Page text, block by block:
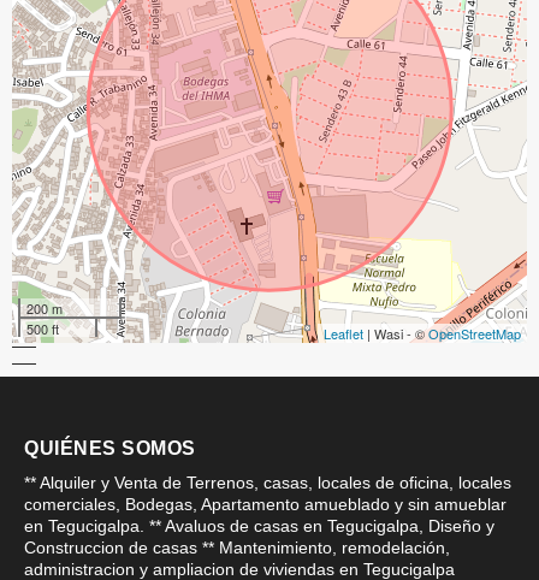
200 m
500 ft
Leaflet | Wasi - ©OpenStreetMap
QUIÉNES SOMOS
** Alquiler y Venta de Terrenos, casas, locales de oficina, locales
comerciales, Bodegas, Apartamento amueblado y sin amueblar
en Tegucigalpa. ** Avaluos de casas en Tegucigalpa, Diseño y
Construccion de casas ** Mantenimiento, remodelación,
administracion y ampliacion de viviendas en Tegucigalpa